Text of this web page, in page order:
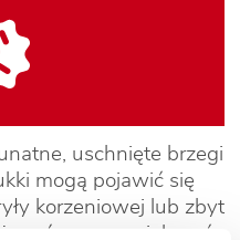
uschnięte brzegi
mogą pojawić się
korzeniowej lub zbyt
wówczas zwiększyć